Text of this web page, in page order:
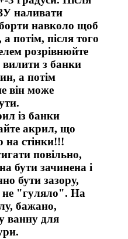
наливати
навколо щоб
потім, після того
розрівнюйте
з банки
а потім
він може
із банки
акрил, що
на стінки!!!
повільно,
бути зачинена і
бути зазору,
не "гуляло". На
бажано,
ванну для